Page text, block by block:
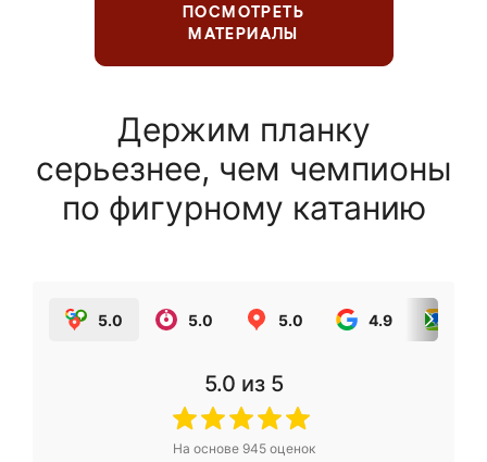
ПОСМОТРЕТЬ
МАТЕРИАЛЫ
Держим планку
серьезнее, чем чемпионы
по фигурному катанию
5.0 5.0 5.0 4.9
5.0 из 5
На основе 945оценок